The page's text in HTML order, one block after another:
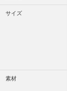
サイズ
素材